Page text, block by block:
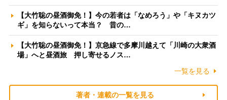
【大竹聡の昼酒御免！】今の若者は「なめろう」や「キヌカツ
ギ」を知らないって本当？ 昔の…
【大竹聡の昼酒御免！】京急線で多摩川越えて「川崎の大衆酒
場」へと昼酒旅 押し寄せるノス…
一覧を見る
著者・連載の一覧を見る